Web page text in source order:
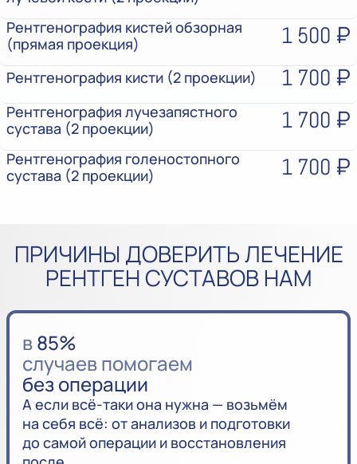
Рентгенография кистей обзорная
(прямая проекция)
1 500 ₽
Рентгенография кисти (2 проекции) 1 700 ₽
Рентгенография лучезапястного
сустава (2 проекции)
1 700 ₽
Рентгенография голеностопного
сустава (2 проекции)
1 700 ₽
ПРИЧИНЫ ДОВЕРИТЬ ЛЕЧЕНИЕ
РЕНТГЕН СУСТАВОВ НАМ
в85%
случаев помогаем
без операции
А если всё-таки она нужна — возьмём
на себя всё: от анализов и подготовки
до самой операции и восстановления